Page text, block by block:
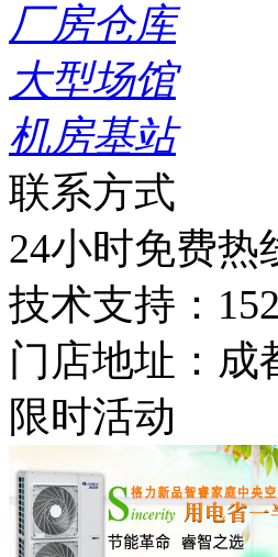
厂房仓库
大型场馆
机房基站
联系方式
24小时免费热
技术支持：
门店地址： 成
限时活动